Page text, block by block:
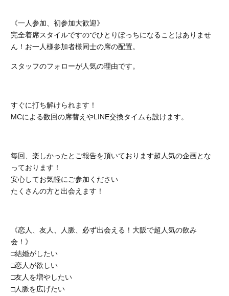
《一人参加、初参加大歓迎》
完全着席スタイルですのでひとりぼっちになることはありませ
ん！お一人様参加者様同士の席の配置。
スタッフのフォローが人気の理由です。
すぐに打ち解けられます！
MCによる数回の席替えやLINE交換タイムも設けます。
毎回、楽しかったとご報告を頂いております超人気の企画とな
っております！
安心してお気軽にご参加ください
たくさんの方と出会えます！
《恋人、友人、人脈、必ず出会える！大阪で超人気の飲み
会！》
□結婚がしたい
□恋人が欲しい
□友人を増やしたい
□人脈を広げたい